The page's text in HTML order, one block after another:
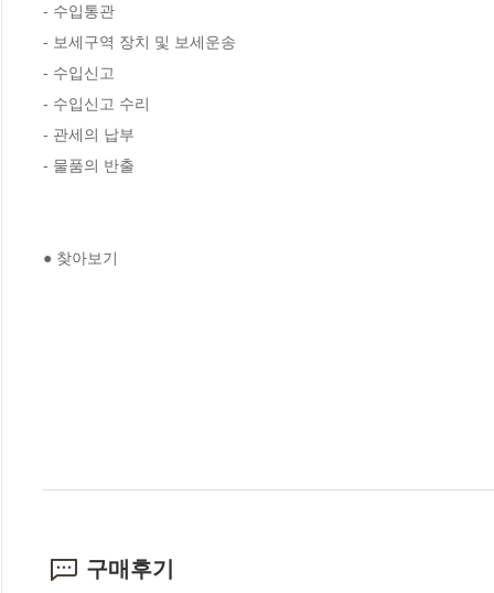
- 수입통관
- 보세구역 장치 및 보세운송
- 수입신고
- 수입신고 수리
- 관세의 납부
- 물품의 반출
● 찾아보기
구매후기